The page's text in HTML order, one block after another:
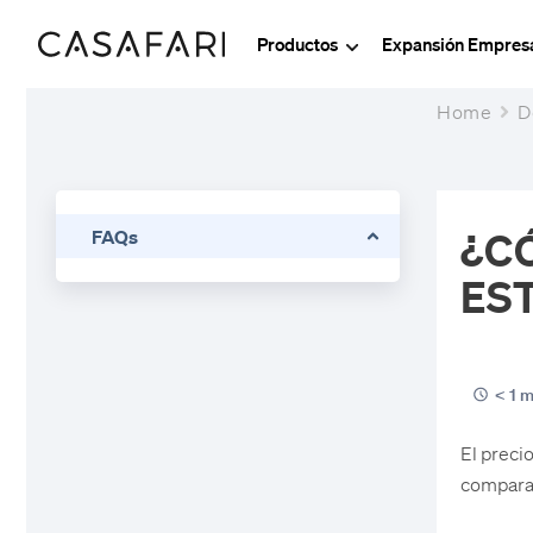
Productos Expansión
FAQs
Home
< 1
El